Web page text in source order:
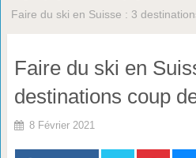
Faire du ski en Suisse : 3
Faire du ski en
destinations coup
8 Février 2021